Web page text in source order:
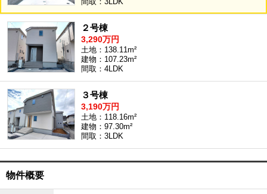
２号棟
3,290万円
土地：138.11m²
建物：107.23m²
間取：4LDK
３号棟
3,190万円
土地：118.16m²
建物：97.30m²
間取：3LDK
物件概要
沖縄全域エリア
沖縄全域エリアの新築一戸建
沖縄全域エリアの中古一戸建
沖縄全域エリアのマンション
沖縄全域エリアの土地
お客様の声
全店舗営業社員募集！